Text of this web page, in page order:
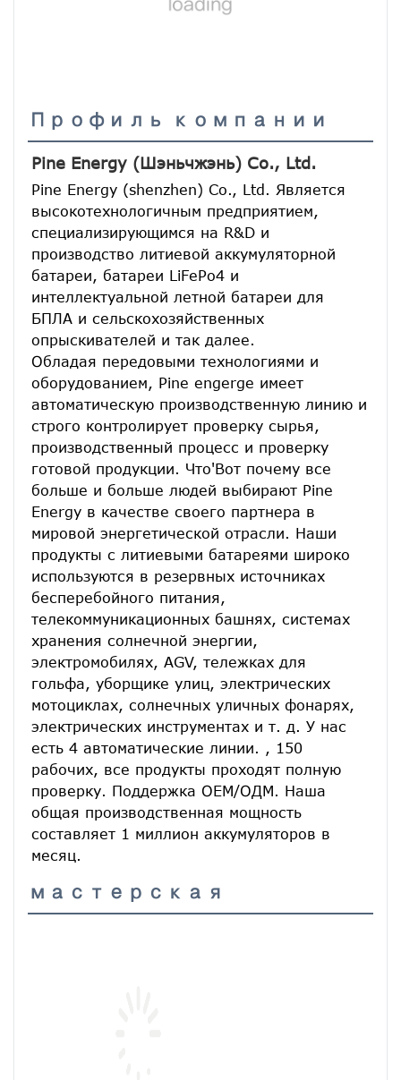
Профиль компании
Pine Energy (Шэньчжэнь) Co., Ltd.
Pine Energy (shenzhen) Co., Ltd. Является
высокотехнологичным предприятием,
специализирующимся на R&D и
производство литиевой аккумуляторной
батареи, батареи LiFePo4 и
интеллектуальной летной батареи для
БПЛА и сельскохозяйственных
опрыскивателей и так далее.
Обладая передовыми технологиями и
оборудованием, Pine engerge имеет
автоматическую производственную линию и
строго контролирует проверку сырья,
производственный процесс и проверку
готовой продукции. Что'Вот почему все
больше и больше людей выбирают Pine
Energy в качестве своего партнера в
мировой энергетической отрасли. Наши
продукты с литиевыми батареями широко
используются в резервных источниках
бесперебойного питания,
телекоммуникационных башнях, системах
хранения солнечной энергии,
электромобилях, AGV, тележках для
гольфа, уборщике улиц, электрических
мотоциклах, солнечных уличных фонарях,
электрических инструментах и ​​т. д. У нас
есть 4 автоматические линии. , 150
рабочих, все продукты проходят полную
проверку. Поддержка ОЕМ/ОДМ. Наша
общая производственная мощность
составляет 1 миллион аккумуляторов в
месяц.
мастерская